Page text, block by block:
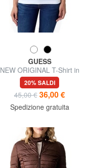
GUESS
NEW ORIGINAL T-Shirt in
cotone
20% SALDI
45,00 € 36,00 €
Spedizione gratuita